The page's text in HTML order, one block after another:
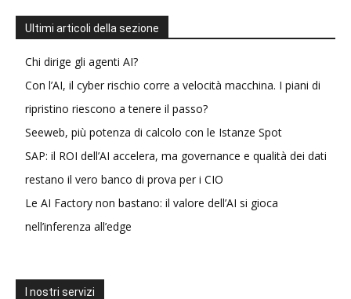
Ultimi articoli della sezione
Chi dirige gli agenti AI?
Con l’AI, il cyber rischio corre a velocità macchina. I piani di
ripristino riescono a tenere il passo?
Seeweb, più potenza di calcolo con le Istanze Spot
SAP: il ROI dell’AI accelera, ma governance e qualità dei dati
restano il vero banco di prova per i CIO
Le AI Factory non bastano: il valore dell’AI si gioca
nell’inferenza all’edge
I nostri servizi